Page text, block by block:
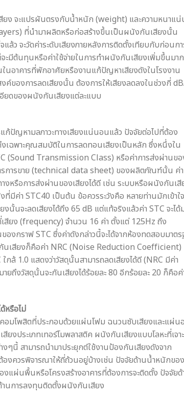
ง จะแปรผันตรงกับน้ำหนัก (weight) และความหนาแ
ที่นำมาผลิตหรือก่อสร้างขึ้นเป็นผนังกันเสียงนั้น
ล้ว จะวัดค่าระดับเสียงภายหลังการติดตั้งเทียบกับก่อนก
มีต้นทุนหรือค่าใช้จ่ายในการทำผนังกันเสียงเพิ่มขึ้นมาก
นอาคารที่พักอาศัยหรืองานแก้ปัญหาเสียงดังในโรงงาน
ค์ของการลดเสียงนั้น ต้องการให้เสียงลดลงในช่วงกี่
อียดของผนังกันเสียงแต่ละแบบ
ปัญหามลภาวะทางเสียงแน่นอนแล้ว ปัจจัยต่อไปที่ต้อง
เฉพาะคุณสมบัติในการลดทอนเสียงเป็นหลัก ซึ่งหนึ่งใน
(Sound Transmission Class) หรือค่าการส่งผ่านข
รการขาย (technical data sheet) ของผลิตภัณฑ์นั้น ค่า
หรือการส่งผ่านของเสียงได้ดี เช่น ระบบหรือผนังกันเ
มีค่า STC40 เป็นต้น ข้อควรระวังคือ หลายท่านมักเข้าใ
นั้นจะลดเสียงได้ถึง 65 dB แต่แท้จริงแล้วค่า STC จะได้
ยง (frequency) จำนวน 16 ค่า ตั้งแต่ 125Hz ถึง
งกราฟ STC ซึ่งค่าดังกล่าวนี้จะได้จากห้องทดสอบมาตร
เสียงก็คือค่า NRC (Noise Reduction Coefficient)
ล้ 1.0 แสดงว่าวัสดุนั้นสามารถลดเสียงได้ดี (NRC มีค่า
ยถึงวัสดุนั้นจะกันเสียงได้ร้อยละ 80 อีกร้อยละ 20 ก็คือค่
หรือไม่
อมโพสิตที่ประกอบด้วยแผ่นโฟม ฉนวนซับเสียงและแผ่น
ประเภทเทอร์โมพลาสติค ผนังกันเสียงแบบโลหะที่เจา
นี้ สามารถนำมาประยุกต์ใช้งานป้องกันเสียงดังจาก
งควรพิจารณาให้ถี่ถ้วนอยู่บ้างเช่น ปัจจัยด้านน้ำหนักของ
แผ่นพื้นหรือโครงสร้างอาคารที่ต้องการจะติดตั้ง ปัจจัย
านการลงทุนติดตั้งผนังกันเสียง